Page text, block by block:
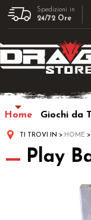
Spedizioni in
24/72 Ore
Home Giochi da
TI TROVI IN HOME
Play